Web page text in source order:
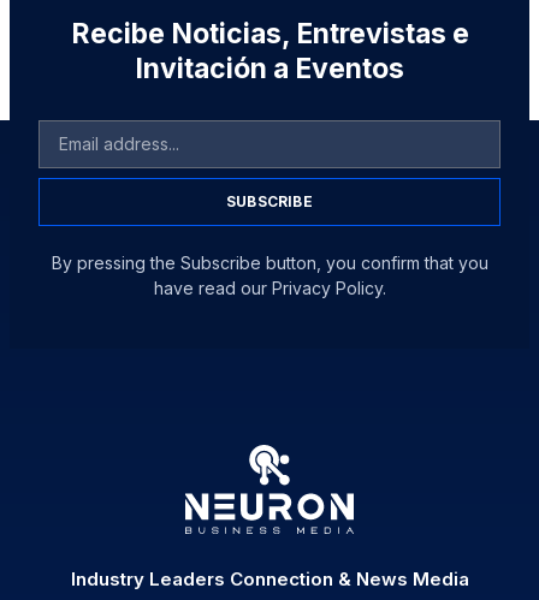
Recibe Noticias, Entrevistas e
Invitación a Eventos
SUBSCRIBE
By pressing the Subscribe button, you confirm that you
have read our Privacy Policy.
Industry Leaders Connection & News Media